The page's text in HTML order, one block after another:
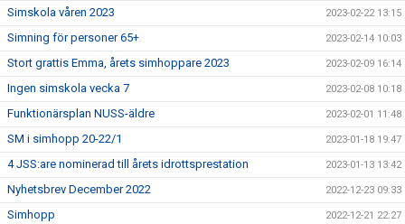
Simskola våren 2023 2023-02-22 13:15
Simning för personer 65+ 2023-02-14 10:03
Stort grattis Emma, årets simhoppare 2023 2023-02-09 16:14
Ingen simskola vecka 7 2023-02-08 10:18
Funktionärsplan NUSS-äldre 2023-02-01 11:48
SM i simhopp 20-22/1 2023-01-18 19:47
4 JSS:are nominerad till årets idrottsprestation 2023-01-13 13:42
Nyhetsbrev December 2022 2022-12-23 09:33
Simhopp 2022-12-21 22:27